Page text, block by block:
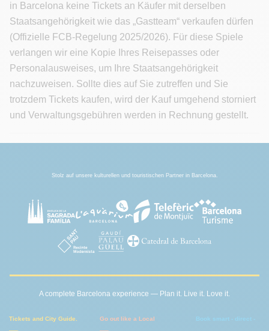
in Barcelona keine Tickets an Käufer mit derselben
Staatsangehörigkeit wie das „Gastteam“ verkaufen dürfen
(Offizielle FCB-Regelung 2025/2026). Für diese Spiele
verlangen wir eine Kopie Ihres Reisepasses oder
Personalausweises, um Ihre Staatsangehörigkeit
nachzuweisen. Sollte dies auf Sie zutreffen und Sie
trotzdem Tickets kaufen, wird der Kauf umgehend storniert
und Verwaltungsgebühren werden in Rechnung gestellt.
Stolz auf unsere kulturellen und touristischen Partner in Barcelona.
A complete Barcelona experience — Plan it. Live it. Love it.
Tickets and City Guide. Go out like a Local Book smart - direct -